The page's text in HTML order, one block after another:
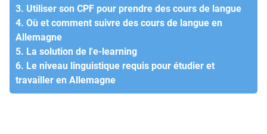
3. Utiliser son CPF pour prendre des cours de langue
4. Où et comment suivre des cours de langue en
Allemagne
5. La solution de l'e-learning
6. Le niveau linguistique requis pour étudier et
travailler en Allemagne